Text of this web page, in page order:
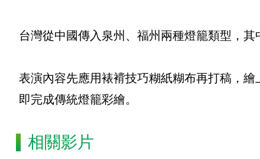
台灣從中國傳入泉州、福州兩種燈籠類型，
表演內容先應用裱褙技巧糊紙糊布再打稿，
即完成傳統燈籠彩繪。
相關影片